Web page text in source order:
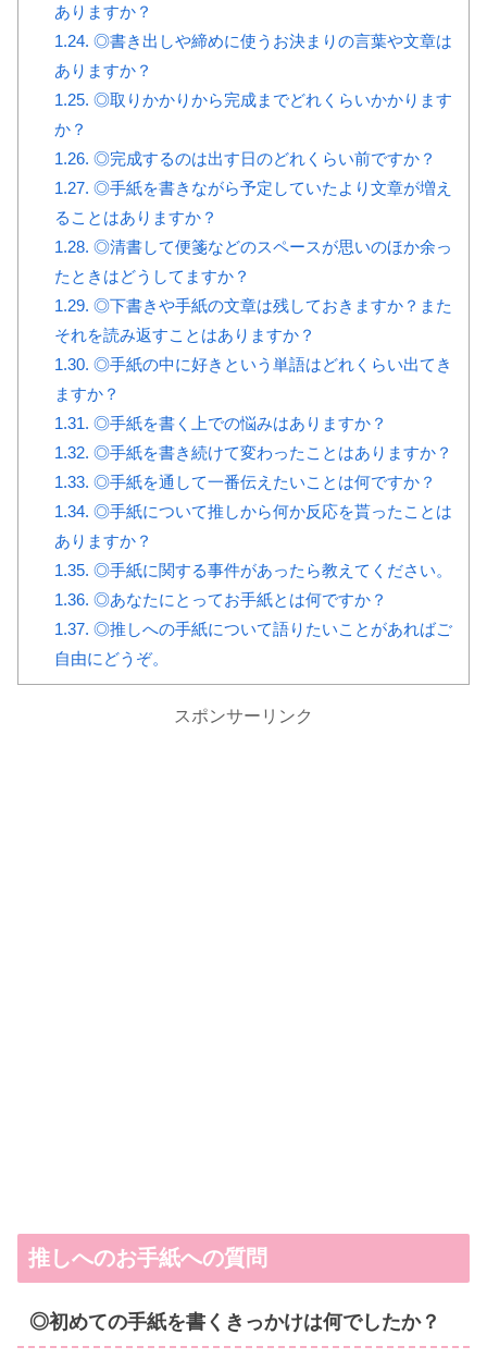
ありますか？
1.24. ◎書き出しや締めに使うお決まりの言葉や文章は
ありますか？
1.25. ◎取りかかりから完成までどれくらいかかります
か？
1.26. ◎完成するのは出す日のどれくらい前ですか？
1.27. ◎手紙を書きながら予定していたより文章が増え
ることはありますか？
1.28. ◎清書して便箋などのスペースが思いのほか余っ
たときはどうしてますか？
1.29. ◎下書きや手紙の文章は残しておきますか？また
それを読み返すことはありますか？
1.30. ◎手紙の中に好きという単語はどれくらい出てき
ますか？
1.31. ◎手紙を書く上での悩みはありますか？
1.32. ◎手紙を書き続けて変わったことはありますか？
1.33. ◎手紙を通して一番伝えたいことは何ですか？
1.34. ◎手紙について推しから何か反応を貰ったことは
ありますか？
1.35. ◎手紙に関する事件があったら教えてください。
1.36. ◎あなたにとってお手紙とは何ですか？
1.37. ◎推しへの手紙について語りたいことがあればご
自由にどうぞ。
スポンサーリンク
推しへのお手紙への質問
◎初めての手紙を書くきっかけは何でしたか？